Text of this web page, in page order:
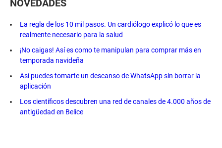
NOVEDADES
La regla de los 10 mil pasos. Un cardiólogo explicó lo que es
realmente necesario para la salud
¡No caigas! Así es como te manipulan para comprar más en
temporada navideña
Así puedes tomarte un descanso de WhatsApp sin borrar la
aplicación
Los científicos descubren una red de canales de 4.000 años de
antigüedad en Belice